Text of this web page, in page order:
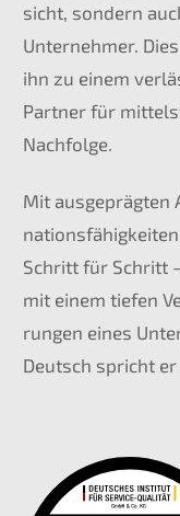
sicht, sondern
Unter­neh­mer.
ihn zu einem
Partner für
Nachfolge.
Mit
Schritt für Schritt
mit einem tiefen
run­gen eines
Deutsch spricht